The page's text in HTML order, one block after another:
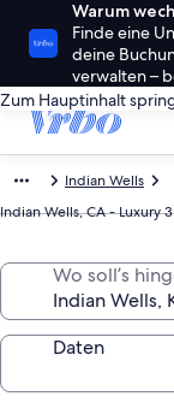
Warum
Finde eine
deine
verwalten –
Zum Hauptinhalt
Indian Wells
Indian Wells, CA - Luxury
Wo soll’s
Daten